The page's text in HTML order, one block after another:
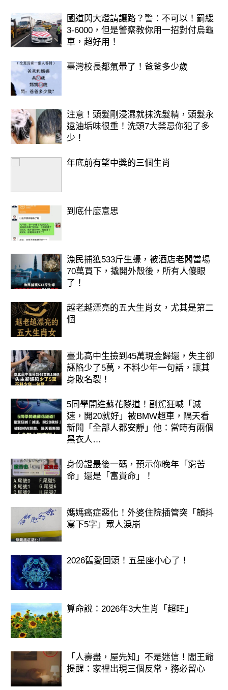
國道閃大燈請讓路？警：不可以！罰緩
3-6000，但是警察教你用一招對付烏龜
車，超好用！
臺灣校長都氣暈了！爸爸多少歲
注意！頭髮剛浸濕就抹洗髮精，頭髮永
遠油垢味很重！洗頭7大禁忌你犯了多
少！
年底前有望中獎的三個生肖
到底什麼意思
漁民捕獲533斤生蠔，被酒店老闆當場
70萬買下，撬開外殼後，所有人傻眼
了！
越老越漂亮的五大生肖女，尤其是第二
個
臺北高中生撿到45萬現金歸還，失主卻
誣陷少了5萬，不料少年一句話，讓其
身敗名裂！
5同學開進蘇花隧道！副駕狂喊「減
速，開20就好」被BMW超車，隔天看
新聞「全部人都安靜」他：當時有兩個
黑衣人…
身份證最後一碼，預示你晚年「窮苦
命」還是「富貴命」！
媽媽癌症惡化！外婆住院插管突「顫抖
寫下5字」眾人淚崩
2026舊愛回頭！五星座小心了！
算命說：2026年3大生肖「超旺」
「人壽盡，屋先知」不是迷信！閻王爺
提醒：家裡出現三個反常，務必留心